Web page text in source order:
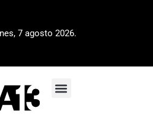
7 agosto 2026.